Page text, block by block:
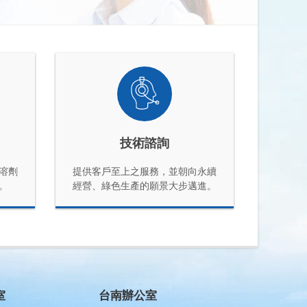
劑
技術諮詢
提供客戶至上之服務，並朝向永續
經營、綠色生產的願景大步邁進。
台南辦公室